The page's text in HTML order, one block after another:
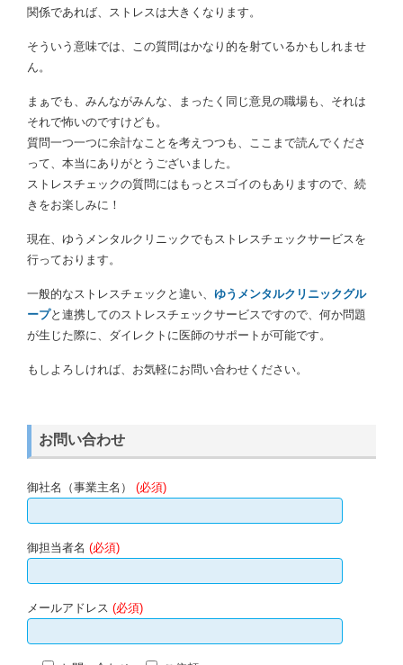
関係であれば、ストレスは大きくなります。
そういう意味では、この質問はかなり的を射ているかもしれませ
ん。
まぁでも、みんながみんな、まったく同じ意見の職場も、それは
それで怖いのですけども。
質問一つ一つに余計なことを考えつつも、ここまで読んでくださ
って、本当にありがとうございました。
ストレスチェックの質問にはもっとスゴイのもありますので、続
きをお楽しみに！
現在、ゆうメンタルクリニックでもストレスチェックサービスを
行っております。
一般的なストレスチェックと違い、 ゆうメンタルクリニックグル
ープと連携してのストレスチェックサービスですので、何か問題
が生じた際に、ダイレクトに医師のサポートが可能です。
もしよろしければ、お気軽にお問い合わせください。
お問い合わせ
御社名（事業主名） (必須)
御担当者名 (必須)
メールアドレス (必須)